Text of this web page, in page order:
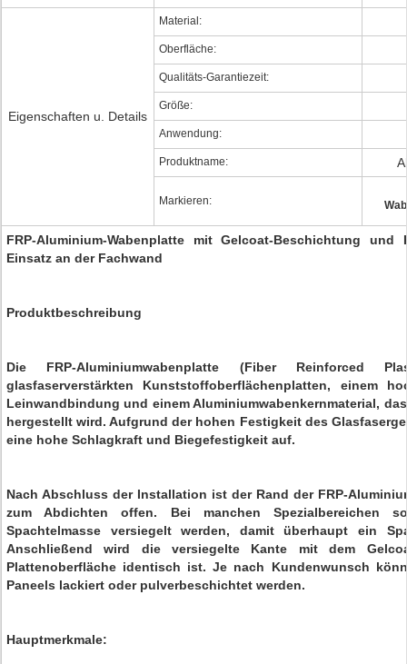
Eigenschaften u. Details
Material:
Oberfläche:
Qualitäts-Garantiezeit:
Größe:
Anwendung:
Produktname:
Markieren:
FRP-Aluminium-Wabenplatte mit Gelcoat-Beschichtung
Einsatz an der Fachwand
Produktbeschreibung
Die FRP-Aluminiumwabenplatte (Fiber Reinforced
glasfaserverstärkten Kunststoffoberflächenplatten, einem
Leinwandbindung und einem Aluminiumwabenkernmaterial,
hergestellt wird. Aufgrund der hohen Festigkeit des
eine hohe Schlagkraft und Biegefestigkeit auf.
Nach Abschluss der Installation ist der Rand der FRP-
zum Abdichten offen. Bei manchen Spezialbereichen
Spachtelmasse versiegelt werden, damit überhaupt ein
Anschließend wird die versiegelte Kante mit dem
Plattenoberfläche identisch ist. Je nach Kundenwunsch
Paneels lackiert oder pulverbeschichtet werden.
Hauptmerkmale: